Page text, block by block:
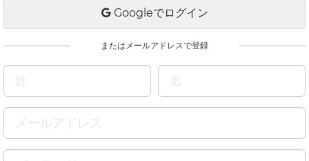
Googleでログイン
またはメールアドレスで登録